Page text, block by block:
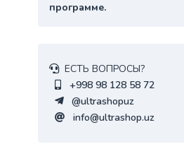
программе.
ЕСТЬ ВОПРОСЫ?
+998 98 128 58 72
@ultrashopuz
info@ultrashop.uz